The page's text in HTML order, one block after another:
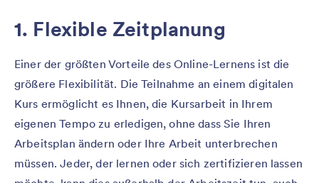
1. Flexible Zeitplanung
Einer der größten Vorteile des Online-Lernens ist die
größere Flexibilität. Die Teilnahme an einem digitalen
Kurs ermöglicht es Ihnen, die Kursarbeit in Ihrem
eigenen Tempo zu erledigen, ohne dass Sie Ihren
Arbeitsplan ändern oder Ihre Arbeit unterbrechen
müssen. Jeder, der lernen oder sich zertifizieren lassen